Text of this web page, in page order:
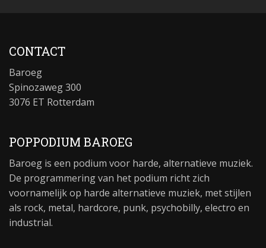
CONTACT
Baroeg
Spinozaweg 300
3076 ET Rotterdam
POPPODIUM BAROEG
Baroeg is een podium voor harde, alternatieve muziek.
De programmering van het podium richt zich
voornamelijk op harde alternatieve muziek, met stijlen
als rock, metal, hardcore, punk, psychobilly, electro en
industrial.